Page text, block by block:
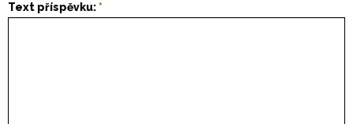
Text příspěvku: